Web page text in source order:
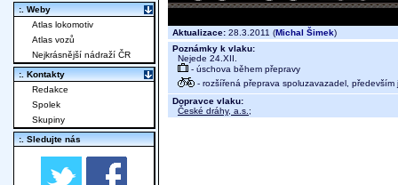
Aktualizace: 28.3.2011 (Michal Šimek)
Poznámky k vlaku:
Nejede 24.XII.
- úschova během přepravy
- rozšířená přeprava spoluzavazadel, především
Dopravce vlaku:
České dráhy, a.s. ;
:. Weby
Atlas lokomotiv
Atlas vozů
Nejkrásnější nádraží ČR
:. Kontakty
Redakce
Spolek
Skupiny
:. Sledujte nás